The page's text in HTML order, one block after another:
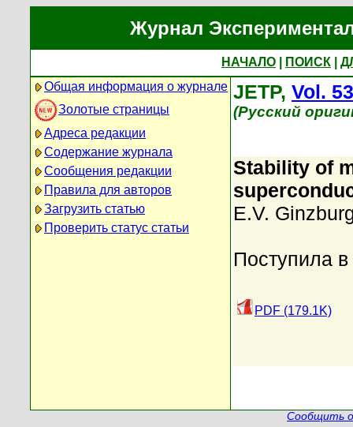
Журнал
НАЧАЛО ПОИСК
Общая информация о журнале
Золотые страницы
Адреса редакции
Содержание журнала
Сообщения редакции
Правила для авторов
Загрузить статью
Проверить статус статьи
JETP, Vol. 53
(Русский
Stability of
E.V.
Поступила
PDF (179.1K)
Сообщить о